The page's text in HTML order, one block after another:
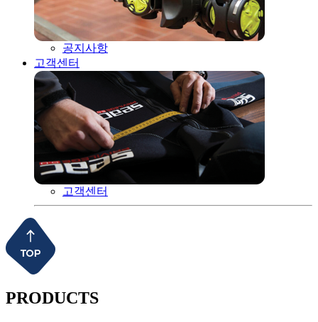
공지사항
고객센터
고객센터
PRODUCTS